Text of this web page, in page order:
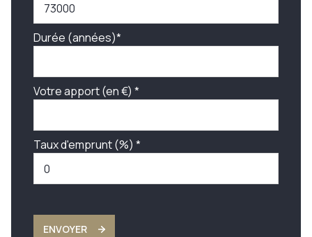
Durée (années)*
Votre apport (en €) *
Taux d'emprunt (%) *
ENVOYER